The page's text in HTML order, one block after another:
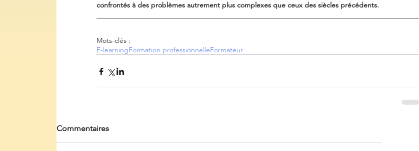
confrontés à des problèmes autrement plus complexes que ceux des siècles précédents.
Mots-clés :
E-learningFormation professionnelleFormateur
Commentaires